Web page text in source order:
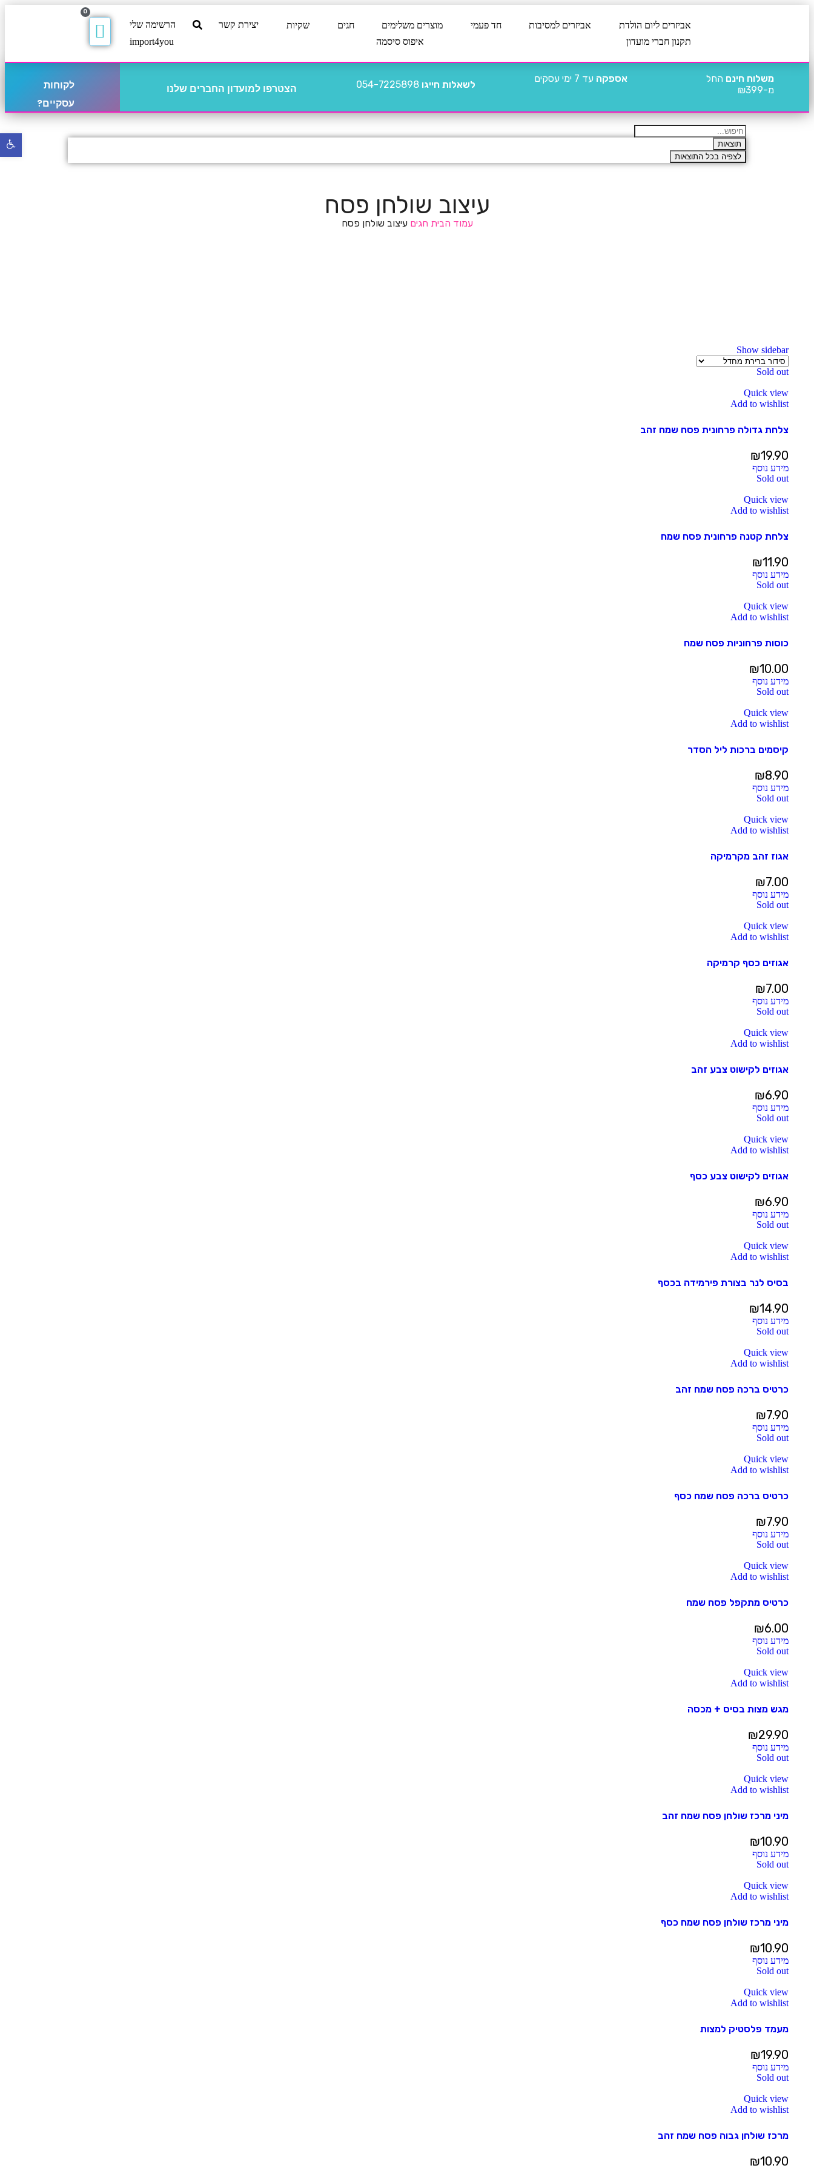
אביזרים ליום הולדת אביזרים למסיבות חד פעמי מוצרים משלימים חגים שקיות יצירת קשר
הרשימה שלי
תקנון חברי מועדון
איפוס סיסמה import4you
0
משלוח חינם החל
מ-₪399
אספקה עד 7 ימי עסקים
לשאלות חייגו 054-7225898 הצטרפו למועדון החברים שלנו
לקוחות
עסקיים?
תוצאות
לצפיה בכל התוצאות
עיצוב שולחן פסח
עמוד הבית חגיםעיצוב שולחן פסח
Show sidebar
Sold out
Quick view
Add to wishlist
צלחת גדולה פרחונית פסח שמח זהב
₪19.90
מידע נוסף
Sold out
Quick view
Add to wishlist
צלחת קטנה פרחונית פסח שמח
₪11.90
מידע נוסף
Sold out
Quick view
Add to wishlist
כוסות פרחוניות פסח שמח
₪10.00
מידע נוסף
Sold out
Quick view
Add to wishlist
קיסמים ברכות ליל הסדר
₪8.90
מידע נוסף
Sold out
Quick view
Add to wishlist
אגוז זהב מקרמיקה
₪7.00
מידע נוסף
Sold out
Quick view
Add to wishlist
אגוזים כסף קרמיקה
₪7.00
מידע נוסף
Sold out
Quick view
Add to wishlist
אגוזים לקישוט צבע זהב
₪6.90
מידע נוסף
Sold out
Quick view
Add to wishlist
אגוזים לקישוט צבע כסף
₪6.90
מידע נוסף
Sold out
Quick view
Add to wishlist
בסיס לנר בצורת פירמידה בכסף
₪14.90
מידע נוסף
Sold out
Quick view
Add to wishlist
כרטיס ברכה פסח שמח זהב
₪7.90
מידע נוסף
Sold out
Quick view
Add to wishlist
כרטיס ברכה פסח שמח כסף
₪7.90
מידע נוסף
Sold out
Quick view
Add to wishlist
כרטיס מתקפל פסח שמח
₪6.00
מידע נוסף
Sold out
Quick view
Add to wishlist
מגש מצות בסיס + מכסה
₪29.90
מידע נוסף
Sold out
Quick view
Add to wishlist
מיני מרכז שולחן פסח שמח זהב
₪10.90
מידע נוסף
Sold out
Quick view
Add to wishlist
מיני מרכז שולחן פסח שמח כסף
₪10.90
מידע נוסף
Sold out
Quick view
Add to wishlist
מעמד פלסטיק למצות
₪19.90
מידע נוסף
Sold out
Quick view
Add to wishlist
מרכז שולחן גבוה פסח שמח זהב
₪10.90
פתח